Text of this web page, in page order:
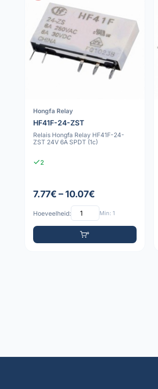
Hongfa Relay
HF41F-24-ZST
Relais Hongfa Relay HF41F-24-
ZST 24V 6A SPDT (1c)
2
7.77€ – 10.07€
Hoeveelheid: Min: 1